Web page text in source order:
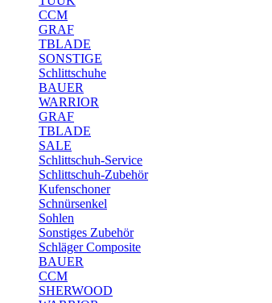
CCM
GRAF
TBLADE
SONSTIGE
Schlittschuhe
BAUER
WARRIOR
GRAF
TBLADE
SALE
Schlittschuh-Service
Schlittschuh-Zubehör
Kufenschoner
Schnürsenkel
Sohlen
Sonstiges Zubehör
Schläger Composite
BAUER
CCM
SHERWOOD